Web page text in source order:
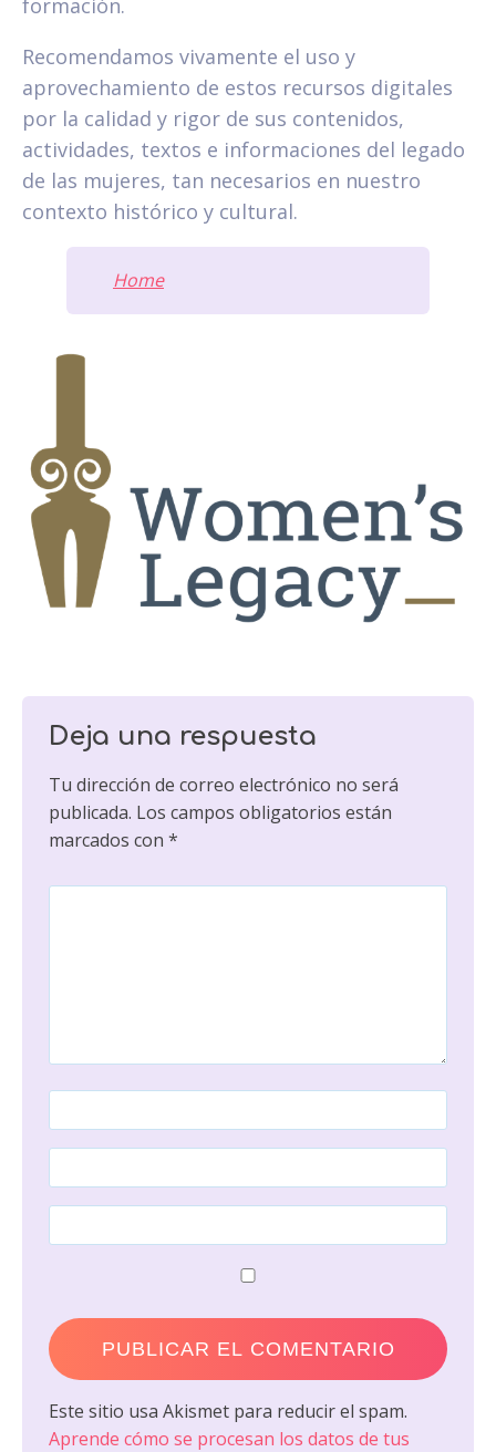
formación.
Recomendamos vivamente el uso y
aprovechamiento de estos recursos digitales
por la calidad y rigor de sus contenidos,
actividades, textos e informaciones del legado
de las mujeres, tan necesarios en nuestro
contexto histórico y cultural.
Home
Deja una respuesta
Tu dirección de correo electrónico no será
publicada. Los campos obligatorios están
marcados con *
Este sitio usa Akismet para reducir el spam.
Aprende cómo se procesan los datos de tus